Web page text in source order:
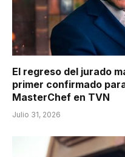
El regreso del jurado
primer confirmado
MasterChef en TVN
Julio 31, 2026